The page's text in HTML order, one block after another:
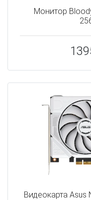
Монитор
Видеокарта Asus